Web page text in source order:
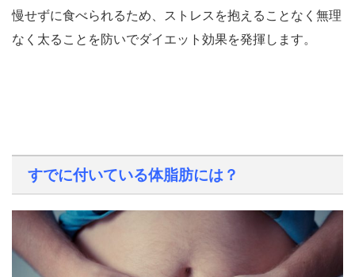
慢せずに食べられるため、ストレスを抱えることなく無理
なく太ることを防いでダイエット効果を発揮します。
すでに付いている体脂肪には？